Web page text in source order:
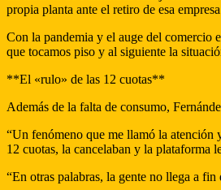
propia planta ante el retiro de esa
Con la pandemia y el auge del comercio
que tocamos piso y al siguiente la
**El «rulo» de las 12 cuotas**
Además de la falta de consumo,
“Un fenómeno que me llamó la atención
12 cuotas, la cancelaban y la plataforma
“En otras palabras, la gente no llega a